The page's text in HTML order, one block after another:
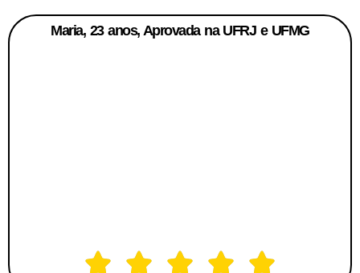
Maria, 23 anos, Aprovada na UFRJ e UFMG